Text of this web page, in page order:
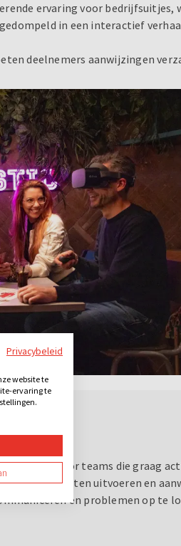
ervaring voor
in een interactief
deelnemers aanwijzingen
voor teams die graag
opdrachten uitvoeren en
en problemen op te
Privacybeleid
website te
ervaring te